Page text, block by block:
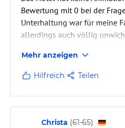
Bewertung mit 0 bei der
Unterhaltung war für meine
allerdings auch völlig
vielleicht mal schlechtem
Hotelleitung bei dem
Mehr anzeigen
Hilfreich Teilen
Christa (61-65)